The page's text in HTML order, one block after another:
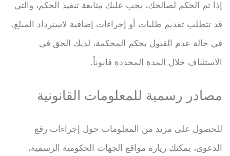
إذا تم الحكم لصالحك، يجب عليك متابعة تنفيذ الحكم، والتي
قد تتطلب تقديم طلبات أو إجراءات إضافية لاسترداد المبلغ.
في حالة عدم القبول بحكم المحكمة، لديك الحق في
الاستئناف خلال المدة المحددة قانوناً.
مصادر رسمية للمعلومات القانونية
للحصول على مزيد من المعلومات حول إجراءات رفع
الدعوى، يمكنك زيارة مواقع الجهات الحكومية الرسمية،